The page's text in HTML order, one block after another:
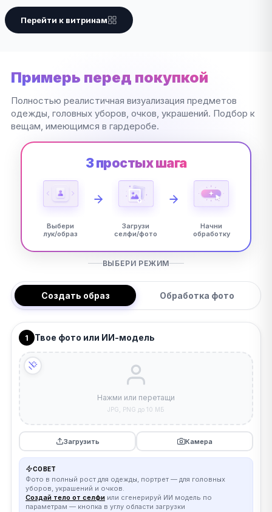
Перейти к витринам
Примерь перед покупкой
Полностью реалистичная визуализация предметов
одежды, головных уборов, очков, украшений. Подбор к
вещам, имеющимся в гардеробе.
3 простых шага
Выбери
лук/образ
Загрузи
селфи/фото
Начни
обработку
ВЫБЕРИ РЕЖИМ
Создать образ Обработка фото
1 Твое фото или ИИ-модель
Нажми или перетащи
JPG, PNG до 10 МБ
Загрузить Камера
СОВЕТ
Фото в полный рост для одежды, портрет — для головных
уборов, украшений и очков.
Создай тело от селфи или сгенерируй ИИ модель по
параметрам — кнопка в углу области загрузки